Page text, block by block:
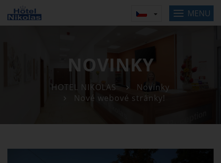
MENU
NOVINKY
HOTEL NIKOLAS
Novinky
Nové webové stránky!